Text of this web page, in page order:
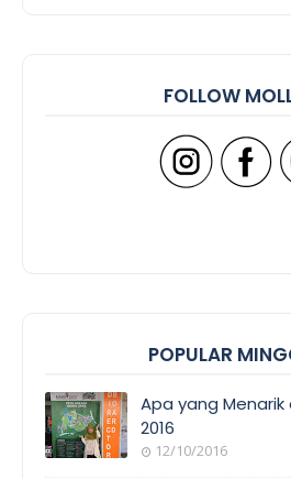
FOLLOW
POPULAR
Apa yang Menarik
2016
12/10/2016